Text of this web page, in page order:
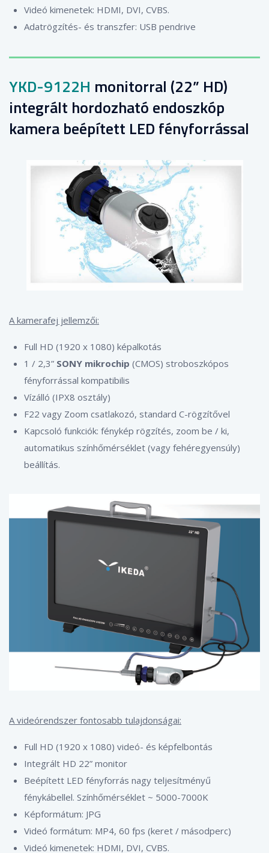
Videó kimenetek: HDMI, DVI, CVBS.
Adatrögzítés- és transzfer: USB pendrive
YKD-9122H monitorral (22” HD)
integrált hordozható endoszkóp
kamera beépített LED fényforrással
A kamerafej jellemzői:
Full HD (1920 x 1080) képalkotás
1 / 2,3” SONY mikrochip (CMOS) stroboszkópos
fényforrással kompatibilis
Vízálló (IPX8 osztály)
F22 vagy Zoom csatlakozó, standard C-rögzítővel
Kapcsoló funkciók: fénykép rögzítés, zoom be / ki,
automatikus színhőmérséklet (vagy fehéregyensúly)
beállítás.
A videórendszer fontosabb tulajdonságai:
Full HD (1920 x 1080) videó- és képfelbontás
Integrált HD 22” monitor
Beépített LED fényforrás nagy teljesítményű
fénykábellel. Színhőmérséklet ~ 5000-7000K
Képformátum: JPG
Videó formátum: MP4, 60 fps (keret / másodperc)
Videó kimenetek: HDMI, DVI, CVBS.